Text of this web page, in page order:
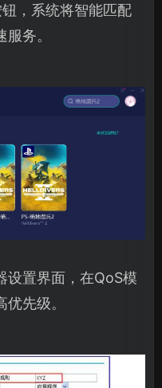
，系统将智能匹配
务。
设置界面，在QoS模
先级。